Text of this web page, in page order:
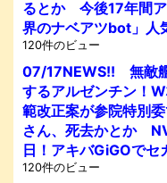
るとか 今後17年間
界のナベアツbot」人
120件のビュー
07/17NEWS!! 無敵
するアルゼンチン！
範改正案が参院特別
さん、死去かとか
日！アキバGiGOでセ
120件のビュー